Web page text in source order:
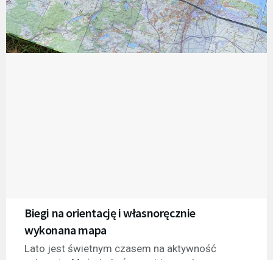
Biegi na orientację i własnoręcznie
wykonana mapa
Lato jest świetnym czasem na aktywność